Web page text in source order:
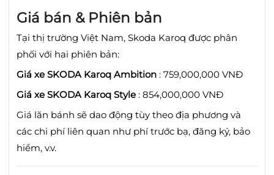
Giá bán & Phiên bản
Tại thị trường Việt Nam, Skoda Karoq được phân
phối với hai phiên bản:
Giá xe SKODA Karoq Ambition : 759,000,000 VNĐ
Giá xe SKODA Karoq Style : 854,000,000 VNĐ
Giá lăn bánh sẽ dao động tùy theo địa phương và
các chi phí liên quan như phí trước bạ, đăng ký, bảo
hiểm, v.v.